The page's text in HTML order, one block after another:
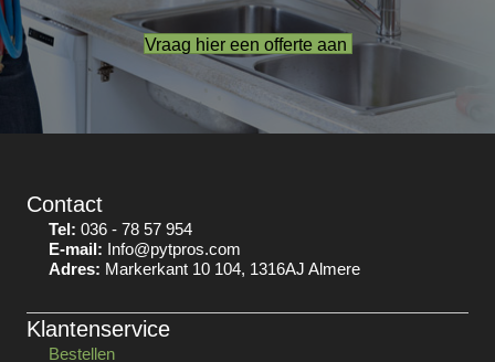
Vraag hier een offerte aan
Contact
Tel: 036 - 78 57 954
E-mail: Info@pytpros.com
Adres: Markerkant 10 104, 1316AJ Almere
Klantenservice
Bestellen